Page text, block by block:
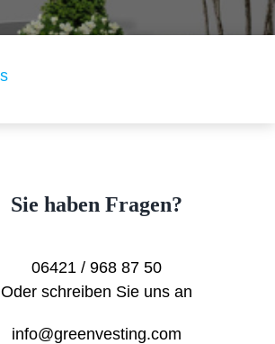
Sie haben Fragen?
06421 / 968 87 50
Oder schreiben Sie uns an
info@greenvesting.com